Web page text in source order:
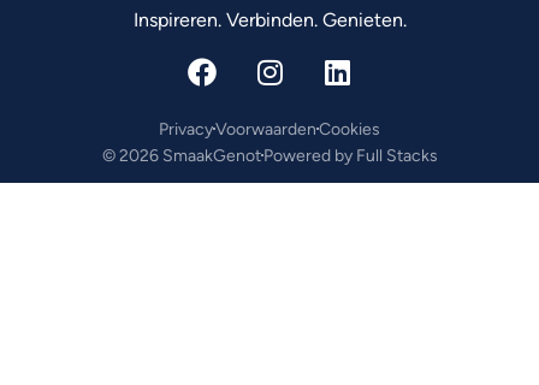
Inspireren. Verbinden. Genieten.
PrivacyVoorwaarden Cookies
© 2026 SmaakGenotPowered by Full Stacks